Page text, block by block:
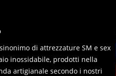
di attrezzature SM e sex
inossidabile, prodotti nella
artigianale secondo i nostri